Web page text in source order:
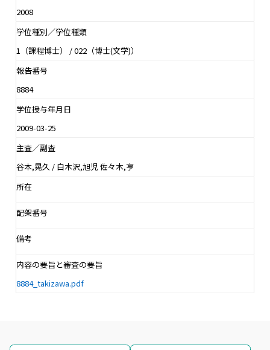
2008
学位種別／学位種類
1（課程博士） / 022（博士(文学)）
報告番号
8884
学位授与年月日
2009-03-25
主査／副査
谷本,晃久 / 白木沢,旭児 佐々木,亨
所在
配架番号
備考
内容の要旨と審査の要旨
8884_takizawa.pdf